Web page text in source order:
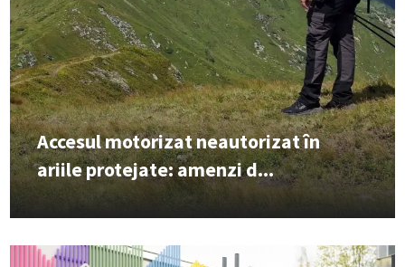
Accesul motorizat neautorizat în
ariile protejate: amenzi d...